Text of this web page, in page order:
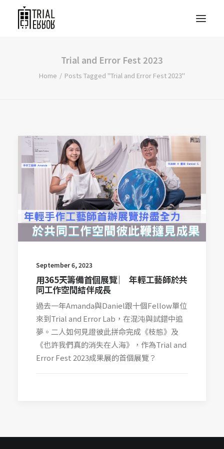
Trial and Error Fest 2023
Home Posts Tagged "Trial and Error Fest 2023"
September 6, 2023
用365天籌備首個展覽 ︳ 年輕工藝師於共
同工作空間結伴成長
過去一年Amanda與Daniel跟十個Fellow單位
來到Trial and Error Lab，在混沌與試錯中追
夢。二人如何見證彼此拼命完成《枝態》及
《也許我們真的消失在人海》，作為Trial and
Error Fest 2023成果展的首個展覽？